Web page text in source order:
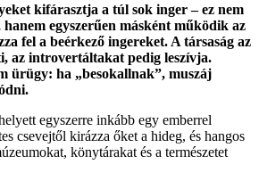
kifárasztja a túl sok inger – ez nem
hanem egyszerűen másként működik az
fel a beérkező ingereket. A társaság az
az introvertáltakat pedig leszívja.
ürügy: ha „besokallnak”, muszáj
egyszerre inkább egy emberrel
csevejtől kirázza őket a hideg, és hangos
könytárakat és a természetet